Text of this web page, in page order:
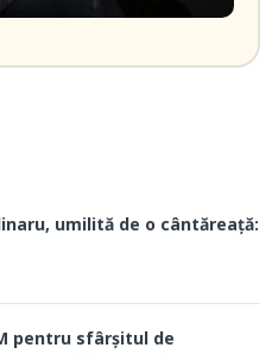
umilită de o cântăreață:
pentru sfârșitul de